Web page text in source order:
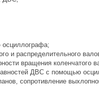
осциллографа;
и распределительного
вращения коленчатого
ДВС с помощью
сопротивление